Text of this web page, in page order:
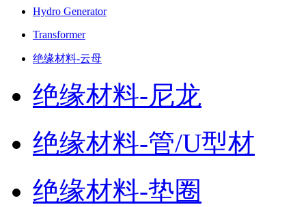
Hydro Generator
Transformer
绝缘材料-云母
绝缘材料-尼龙
绝缘材料-管/U型材
绝缘材料-垫圈